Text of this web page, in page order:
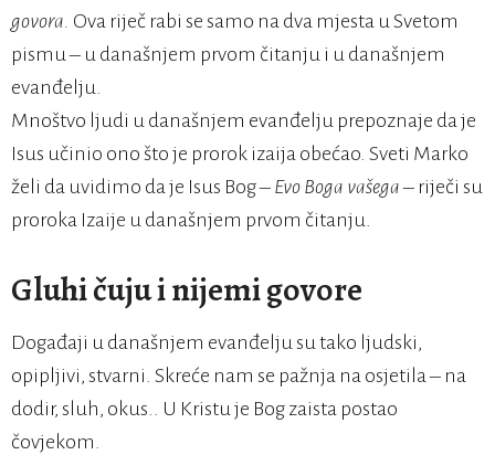
govora. Ova riječ rabi se samo na dva mjesta u Svetom
pismu – u današnjem prvom čitanju i u današnjem
evanđelju.
Mnoštvo ljudi u današnjem evanđelju prepoznaje da je
Isus učinio ono što je prorok izaija obećao. Sveti Marko
želi da uvidimo da je Isus Bog – Evo Boga vašega– riječi su
proroka Izaije u današnjem prvom čitanju.
Gluhi čuju i nijemi govore
Događaji u današnjem evanđelju su tako ljudski,
opipljivi, stvarni. Skreće nam se pažnja na osjetila – na
dodir, sluh, okus.. U Kristu je Bog zaista postao
čovjekom.